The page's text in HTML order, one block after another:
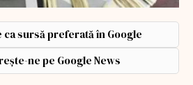
ca sursă preferată în Google
ne pe Google News